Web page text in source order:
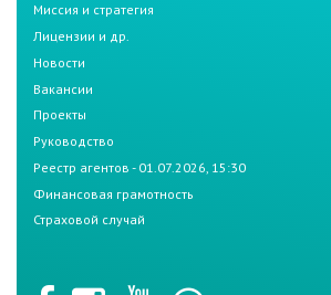
Миссия и стратегия
Лицензии и др.
Новости
Вакансии
Проекты
Руководство
Реестр агентов - 01.07.2026, 15:30
Финансовая грамотность
Страховой случай